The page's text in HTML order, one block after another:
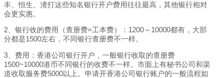
丰、恒生、渣打这些知名银行开户费用往往最高，其他银行相对
会更实惠。
2、银行收的费用（查册费=工本费）：1200～10000都有，大部
分都是1500左右，不同银行查册费不一样。
3、费用：香港公司银行开户，一般银行收取的查册费
1500~10000港币不同银行的收费不一样。市面上有秘书公司和渠
道收取服务费5000以上。申请开香港公司银行账户的一般流程如